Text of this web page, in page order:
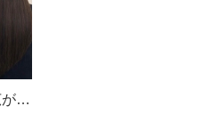
「年齢とともに増える、うねりや広がり。 ストレートの繰り返しでダメージが気になる方へ」